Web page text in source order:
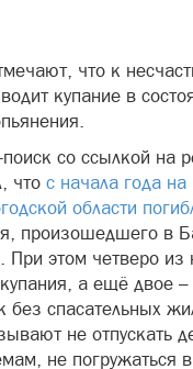
что к
купание в
со ссылкой на
что с начала года
области
произошедшего в
При этом четверо из
а ещё двое –
без спасательных
не отпускать
не погружаться